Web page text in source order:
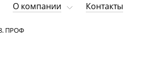
О компании Контакты
ПРОФ